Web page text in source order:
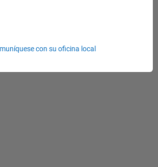
|
Lead
for
Natick
|
Engineer
Natick
con su oficina local